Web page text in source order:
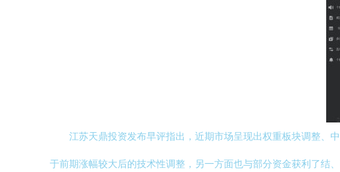
江苏天鼎投资发布早评指出，近期市场呈现出权重板块调整、
于前期涨幅较大后的技术性调整，另一方面也与部分资金获利了结